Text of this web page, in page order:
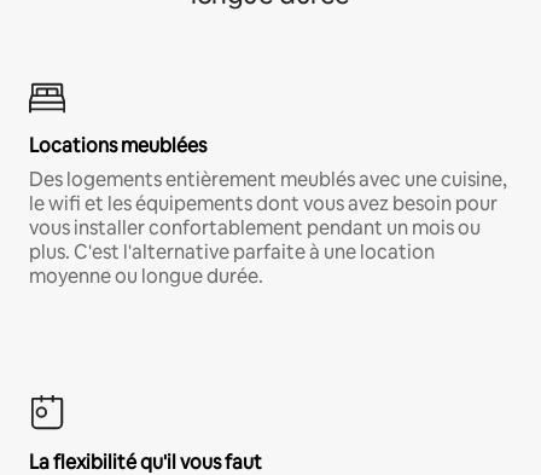
Locations meublées
Des logements entièrement meublés avec une cuisine,
le wifi et les équipements dont vous avez besoin pour
vous installer confortablement pendant un mois ou
plus. C'est l'alternative parfaite à une location
moyenne ou longue durée.
La flexibilité qu'il vous faut